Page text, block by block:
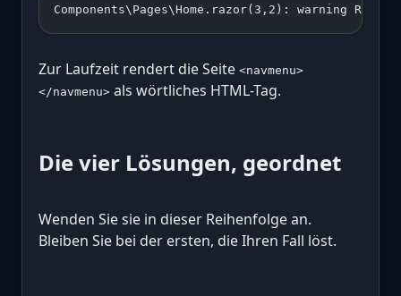
Components\Pages\Home.razor(3,2): warning
Zur Laufzeit rendert die Seite <navmenu>
</navmenu> als wörtliches HTML-Tag.
Die vier Lösungen, geordnet
Wenden Sie sie in dieser Reihenfolge an.
Bleiben Sie bei der ersten, die Ihren Fall löst.